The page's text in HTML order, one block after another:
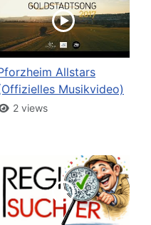
Allstars
Musikvideo)
2 views